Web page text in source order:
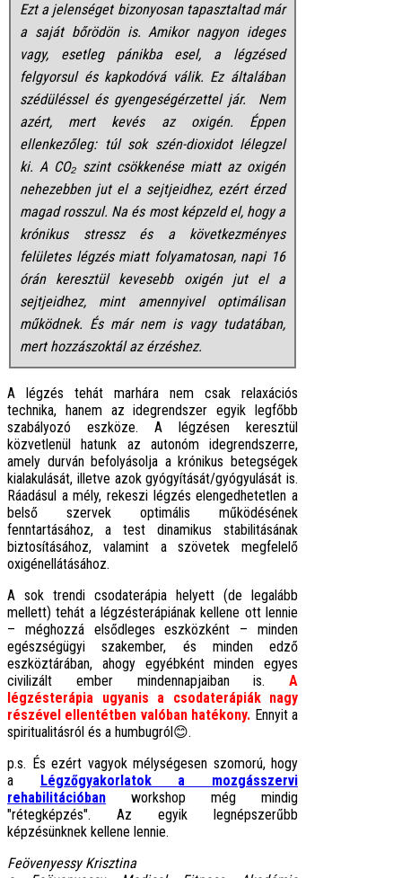
Ezt a jelenséget bizonyosan tapasztaltad már
a saját bőrödön is. Amikor nagyon ideges
vagy, esetleg pánikba esel, a légzésed
felgyorsul és kapkodóvá válik. Ez általában
szédüléssel és gyengeségérzettel jár. Nem
azért, mert kevés az oxigén. Éppen
ellenkezőleg: túl sok szén-dioxidot lélegzel
ki. A CO₂ szint csökkenése miatt az oxigén
nehezebben jut el a sejtjeidhez, ezért érzed
magad rosszul. Na és most képzeld el, hogy a
krónikus stressz és a következményes
felületes légzés miatt folyamatosan, napi 16
órán keresztül kevesebb oxigén jut el a
sejtjeidhez, mint amennyivel optimálisan
működnek. És már nem is vagy tudatában,
mert hozzászoktál az érzéshez.
A légzés tehát marhára nem csak relaxációs
technika, hanem az idegrendszer egyik legfőbb
szabályozó eszköze. A légzésen keresztül
közvetlenül hatunk az autonóm idegrendszerre,
amely durván befolyásolja a krónikus betegségek
kialakulását, illetve azok gyógyítását/gyógyulását is.
Ráadásul a mély, rekeszi légzés elengedhetetlen a
belső szervek optimális működésének
fenntartásához, a test dinamikus stabilitásának
biztosításához, valamint a szövetek megfelelő
oxigénellátásához.
A sok trendi csodaterápia helyett (de legalább
mellett) tehát a légzésterápiának kellene ott lennie
– méghozzá elsődleges eszközként – minden
egészségügyi szakember, és minden edző
eszköztárában, ahogy egyébként minden egyes
civilizált ember mindennapjaiban is. A
légzésterápia ugyanis a csodaterápiák nagy
részével ellentétben valóban hatékony. Ennyit a
spiritualitásról és a humbugról😊.
p.s. És ezért vagyok mélységesen szomorú, hogy
a
Légzőgyakorlatok a mozgásszervi
rehabilitációban workshop még mindig
"rétegképzés". Az egyik legnépszerűbb
képzésünknek kellene lennie.
Feövenyessy Krisztina